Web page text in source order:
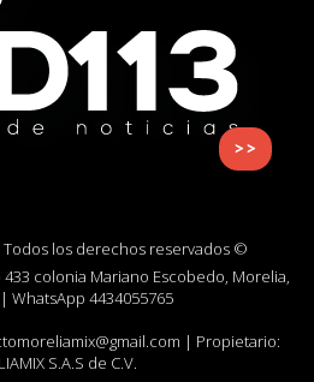
>>
Todos los derechos reservados ©
colonia Mariano Escobedo, Morelia,
WhatsApp 4434055765
| Propietario:
S.A.S de C.V.